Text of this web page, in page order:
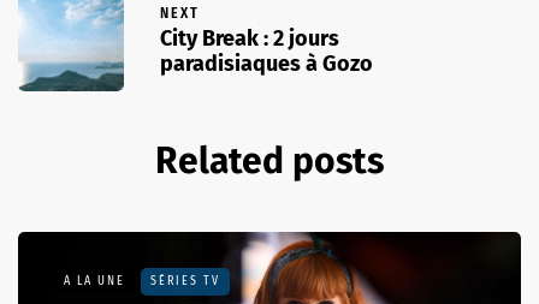
NEXT
City Break : 2 jours
paradisiaques à Gozo
Related posts
A LA UNE SÉRIES TV